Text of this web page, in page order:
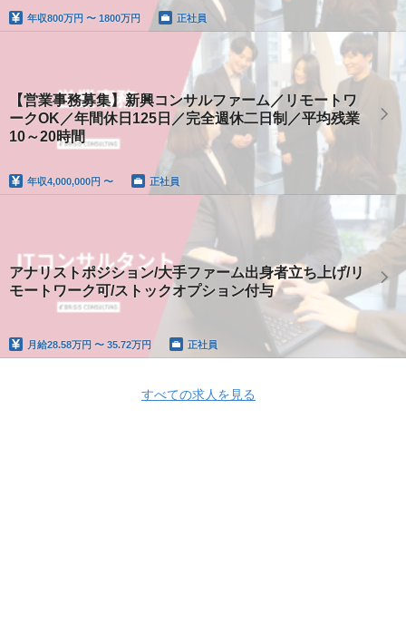
年収800万円 〜 1800万円 正社員
【営業事務募集】新興コンサルファーム／リモートワ
ークOK／年間休日125日／完全週休二日制／平均残業
10～20時間
年収4,000,000円 〜 正社員
アナリストポジション/大手ファーム出身者立ち上げ/リ
モートワーク可/ストックオプション付与
月給28.58万円 〜 35.72万円 正社員
すべての求人を見る